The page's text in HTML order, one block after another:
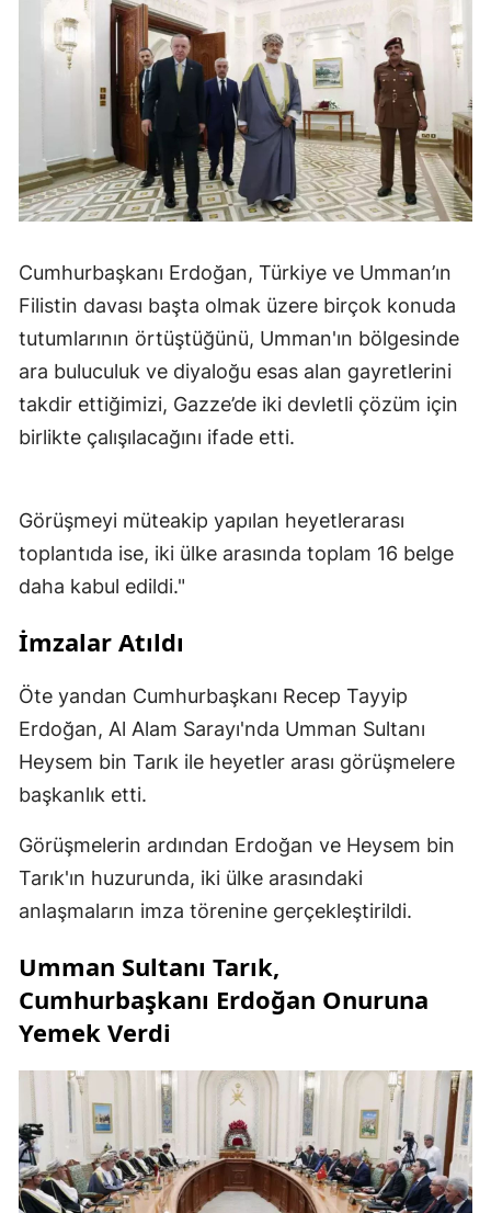
Cumhurbaşkanı Erdoğan, Türkiye ve Umman’ın
Filistin davası başta olmak üzere birçok konuda
tutumlarının örtüştüğünü, Umman'ın bölgesinde
ara buluculuk ve diyaloğu esas alan gayretlerini
takdir ettiğimizi, Gazze’de iki devletli çözüm için
birlikte çalışılacağını ifade etti.
Görüşmeyi müteakip yapılan heyetlerarası
toplantıda ise, iki ülke arasında toplam 16 belge
daha kabul edildi."
İmzalar Atıldı
Öte yandan Cumhurbaşkanı Recep Tayyip
Erdoğan, Al Alam Sarayı'nda Umman Sultanı
Heysem bin Tarık ile heyetler arası görüşmelere
başkanlık etti.
Görüşmelerin ardından Erdoğan ve Heysem bin
Tarık'ın huzurunda, iki ülke arasındaki
anlaşmaların imza törenine gerçekleştirildi.
Umman Sultanı Tarık,
Cumhurbaşkanı Erdoğan Onuruna
Yemek Verdi